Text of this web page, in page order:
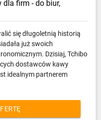
dla firm - do biur,
się długoletnią historią
już swoich
Dzisiaj, Tchibo
dostawców kawy
idealnym partnerem